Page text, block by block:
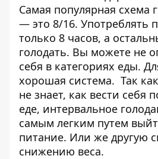
Самая популярная схема
— это 8/16. Употреблять
только 8 часов, а
голодать. Вы можете не
себя в категориях еды.
хорошая система. Так
не знает, как вести себя
еде, интервальное
самым легким путем
питание. Или же другую
снижению веса.